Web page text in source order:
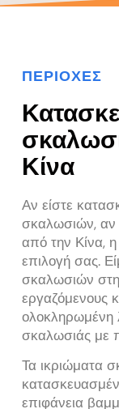
ΠΕΡΙΟΧΈΣ
Κίνα
Αν είστε
σκαλωσιών, αν
από την Κίνα,
επιλογή σας.
σκαλωσιών
εργαζόμενους
ολοκληρωμένη
σκαλωσιάς με
Τα ικριώματα
επιφάνεια